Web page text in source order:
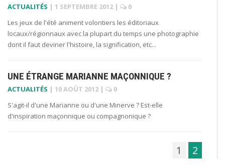
ACTUALITÉS | 1 SEPTEMBRE 2012 |
0
Les jeux de l'été animent volontiers les éditoriaux
locaux/régionnaux avec la plupart du temps une photographie
dont il faut deviner l'histoire, la signification, etc...
UNE ÉTRANGE MARIANNE MAÇONNIQUE ?
ACTUALITÉS | 10 AOÛT 2012 |
0
S'agit-il d'une Marianne ou d'une Minerve ? Est-elle
d'inspiration maçonnique ou compagnonique ?
1 2